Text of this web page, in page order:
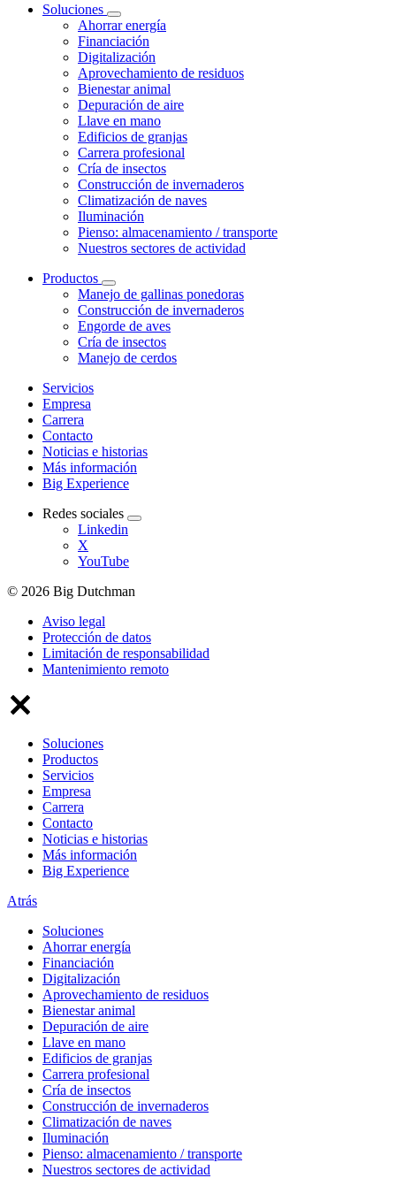
Soluciones
Ahorrar energía
Financiación
Digitalización
Aprovechamiento de residuos
Bienestar animal
Depuración de aire
Llave en mano
Edificios de granjas
Carrera profesional
Cría de insectos
Construcción de invernaderos
Climatización de naves
Iluminación
Pienso: almacenamiento / transporte
Nuestros sectores de actividad
Productos
Manejo de gallinas ponedoras
Construcción de invernaderos
Engorde de aves
Cría de insectos
Manejo de cerdos
Servicios
Empresa
Carrera
Contacto
Noticias e historias
Más información
Big Experience
Redes sociales
Linkedin
X
YouTube
© 2026 Big Dutchman
Aviso legal
Protección de datos
Limitación de responsabilidad
Mantenimiento remoto
Soluciones
Productos
Servicios
Empresa
Carrera
Contacto
Noticias e historias
Más información
Big Experience
Atrás
Soluciones
Ahorrar energía
Financiación
Digitalización
Aprovechamiento de residuos
Bienestar animal
Depuración de aire
Llave en mano
Edificios de granjas
Carrera profesional
Cría de insectos
Construcción de invernaderos
Climatización de naves
Iluminación
Pienso: almacenamiento / transporte
Nuestros sectores de actividad